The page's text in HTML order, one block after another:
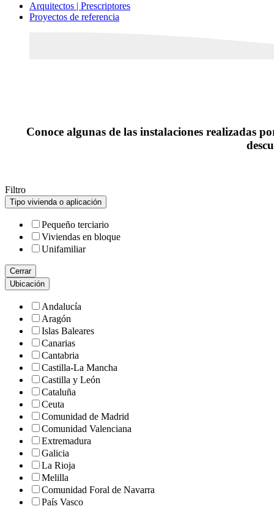
Arquitectos | Prescriptores
Proyectos de referencia
Conoce algunas de las instalaciones realizadas
Filtro
Tipo vivienda o aplicación
Pequeño terciario
Viviendas en bloque
Unifamiliar
Cerrar
Ubicación
Andalucía
Aragón
Islas Baleares
Canarias
Cantabria
Castilla-La Mancha
Castilla y León
Cataluña
Ceuta
Comunidad de Madrid
Comunidad Valenciana
Extremadura
Galicia
La Rioja
Melilla
Comunidad Foral de Navarra
País Vasco